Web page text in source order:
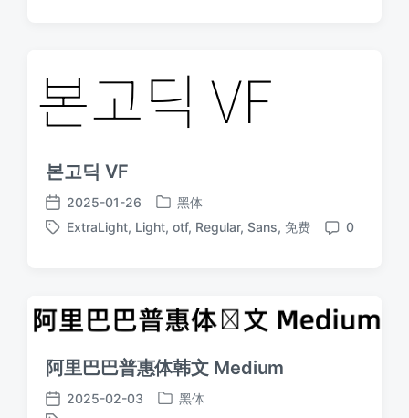
본고딕 VF
发
布
2025-01-26
发
布
黑体
标
ExtraLight, Light, otf, Regular, Sans, 免费
评
0
阿里巴巴普惠体韩文 Medium
发
2025-02-03
发
黑体